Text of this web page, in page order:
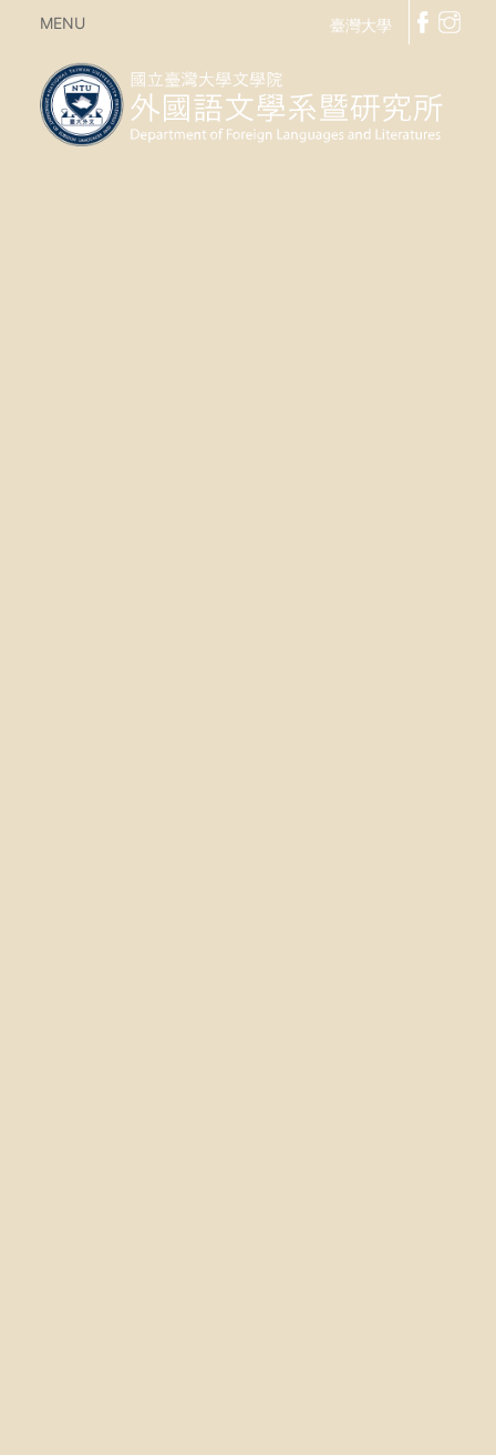
MENU 臺灣大學